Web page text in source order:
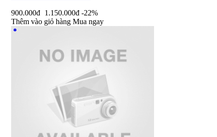
900.000đ 1.150.000đ -22%
Thêm vào giỏ hàng Mua ngay